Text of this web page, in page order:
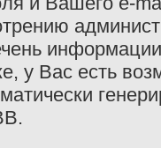
у Вас есть